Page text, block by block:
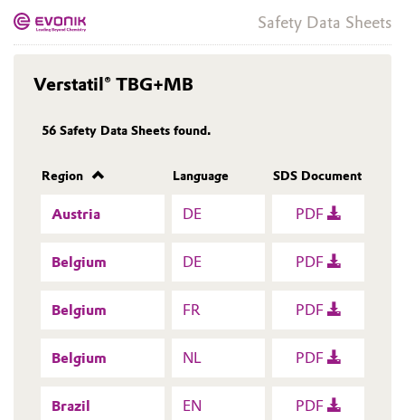
Safety Data Sheets
Verstatil® TBG+MB
56 Safety Data Sheets found.
Region Language SDS Document
Austria DE PDF
Belgium DE PDF
Belgium FR PDF
Belgium NL PDF
Brazil EN PDF